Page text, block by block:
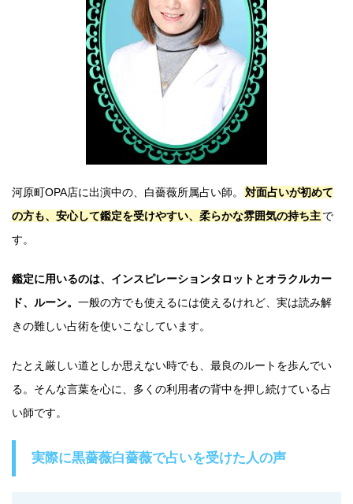
河原町OPA店に出演中の、白薔薇所属占い師。
対面占いが初めて
の方も、安心して鑑定を受けやすい、柔らかな雰囲気の持ち主で
す。
鑑定に用いるのは、インスピレーションタロットとオラクルカー
ド、ルーン。 一般の方でも使えるには使えるけれど、実は読み解
きの難しい占術を使いこなしています。
たとえ厳しい道としか思えない時でも、最良のルートを歩んでい
る。そんな言葉を心に、多くの利用者の背中を押し続けている占
い師です。
実際に黒薔薇白薔薇で占いを受けた人の声